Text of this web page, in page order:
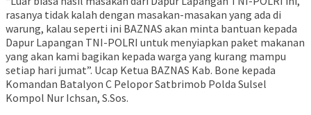
rasanya tidak kalah dengan masakan-masakan yang ada di
warung, kalau seperti ini BAZNAS akan minta bantuan kepada
Dapur Lapangan TNI-POLRI untuk menyiapkan paket makanan
yang akan kami bagikan kepada warga yang kurang mampu
setiap hari jumat”. Ucap Ketua BAZNAS Kab. Bone kepada
Komandan Batalyon C Pelopor Satbrimob Polda Sulsel
Kompol Nur Ichsan, S.Sos.